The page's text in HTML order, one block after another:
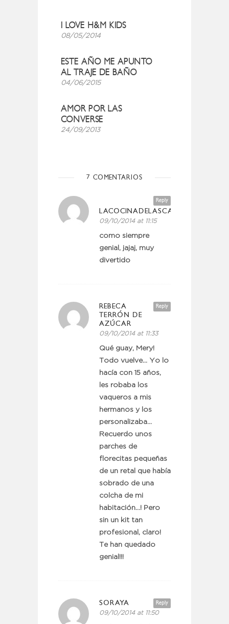
I LOVE H&M KIDS
08/05/2014
ESTE AÑO ME APUNTO
AL TRAJE DE BAÑO
04/06/2015
AMOR POR LAS
CONVERSE
24/09/2013
7 COMENTARIOS
Reply
LACOCINADELASCASINAS
09/10/2014 at 11:15
como siempre
genial, jajaj, muy
divertido
Reply
REBECA
TERRÓN DE
AZÚCAR
09/10/2014 at 11:33
Qué guay, Mery!
Todo vuelve… Yo lo
hacía con 15 años,
les robaba los
vaqueros a mis
hermanos y los
personalizaba…
Recuerdo unos
parches de
florecitas pequeñas
de un retal que había
sobrado de una
colcha de mi
habitación…! Pero
sin un kit tan
profesional, claro!
Te han quedado
genial!!!
Reply
SORAYA
09/10/2014 at 11:50